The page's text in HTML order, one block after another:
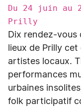
Du 24 juin
Prilly
Dix rendez-
lieux de Prilly
artistes locaux.
performances
urbaines
folk participatif